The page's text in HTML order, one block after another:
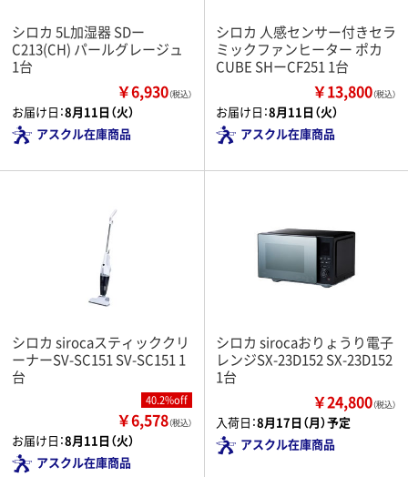
シロカ 5L加湿器 SDー
C213(CH) パールグレージュ
1台
￥6,930（税込）
お届け日：8月11日（火）
アスクル在庫商品
シロカ 人感センサー付きセラ
ミックファンヒーター ポカ
CUBE SHーCF251 1台
￥13,800（税込）
お届け日：8月11日（火）
アスクル在庫商品
シロカ sirocaスティッククリ
ーナーSV-SC151 SV-SC151 1
台
40.2%off
￥6,578（税込）
お届け日：8月11日（火）
アスクル在庫商品
シロカ sirocaおりょうり電子
レンジSX-23D152 SX-23D152
1台
￥24,800（税込）
入荷日：8月17日（月）予定
アスクル在庫商品